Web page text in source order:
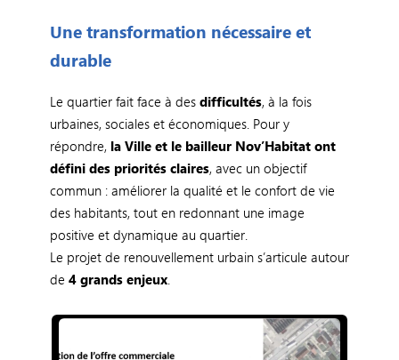
Une transformation nécessaire et
durable
Le quartier fait face à des difficultés, à la fois
urbaines, sociales et économiques. Pour y
répondre, la Ville et le bailleur Nov’Habitat ont
défini des priorités claires, avec un objectif
commun : améliorer la qualité et le confort de vie
des habitants, tout en redonnant une image
positive et dynamique au quartier.
Le projet de renouvellement urbain s’articule autour
de 4 grands enjeux.